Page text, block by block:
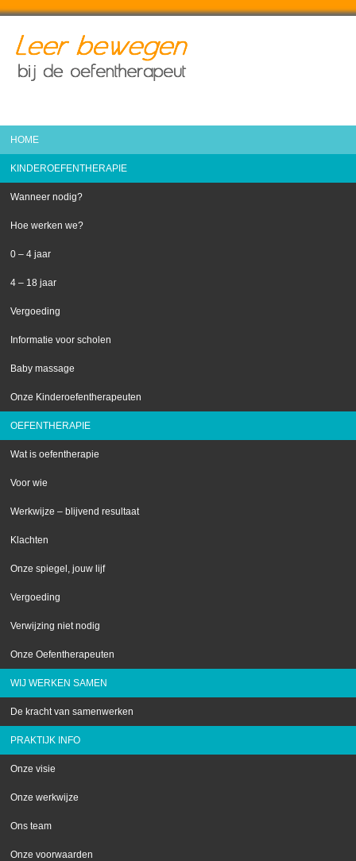
HOME
KINDEROEFENTHERAPIE
Wanneer nodig?
Hoe werken we?
0 – 4 jaar
4 – 18 jaar
Vergoeding
Informatie voor scholen
Baby massage
Onze Kinderoefentherapeuten
OEFENTHERAPIE
Wat is oefentherapie
Voor wie
Werkwijze – blijvend resultaat
Klachten
Onze spiegel, jouw lijf
Vergoeding
Verwijzing niet nodig
Onze Oefentherapeuten
WIJ WERKEN SAMEN
De kracht van samenwerken
PRAKTIJK INFO
Onze visie
Onze werkwijze
Ons team
Onze voorwaarden